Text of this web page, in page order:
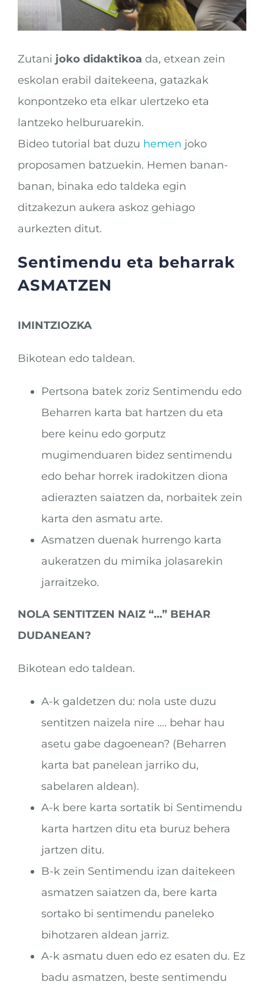
Zutani joko didaktikoa da, etxean zein
eskolan erabil daitekeena, gatazkak
konpontzeko eta elkar ulertzeko eta
lantzeko helburuarekin.
Bideo tutorial bat duzu hemen joko
proposamen batzuekin. Hemen banan-
banan, binaka edo taldeka egin
ditzakezun aukera askoz gehiago
aurkezten ditut.
Sentimendu eta beharrak
ASMATZEN
IMINTZIOZKA
Bikotean edo taldean.
Pertsona batek zoriz Sentimendu edo
Beharren karta bat hartzen du eta
bere keinu edo gorputz
mugimenduaren bidez sentimendu
edo behar horrek iradokitzen diona
adierazten saiatzen da, norbaitek zein
karta den asmatu arte.
Asmatzen duenak hurrengo karta
aukeratzen du mimika jolasarekin
jarraitzeko.
NOLA SENTITZEN NAIZ “…” BEHAR
DUDANEAN?
Bikotean edo taldean.
A-k galdetzen du: nola uste duzu
sentitzen naizela nire …. behar hau
asetu gabe dagoenean? (Beharren
karta bat panelean jarriko du,
sabelaren aldean).
A-k bere karta sortatik bi Sentimendu
karta hartzen ditu eta buruz behera
jartzen ditu.
B-k zein Sentimendu izan daitekeen
asmatzen saiatzen da, bere karta
sortako bi sentimendu paneleko
bihotzaren aldean jarriz.
A-k asmatu duen edo ez esaten du. Ez
badu asmatzen, beste sentimendu